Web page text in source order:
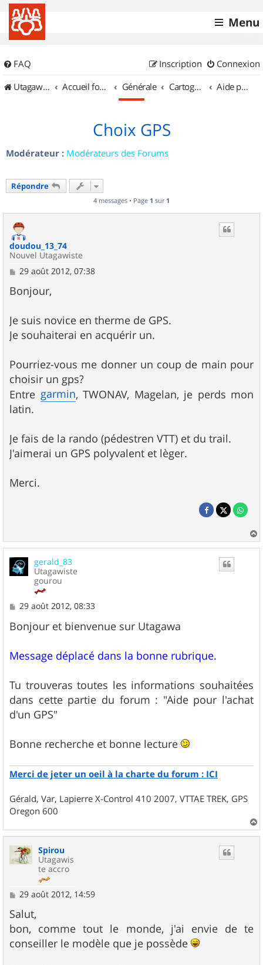
Menu
FAQ Connexion
Inscription
UtagawaVTT (Randos VTT et VTTAE avec traces GPS)
Accueil forum Générale Cartographie et GPS Aide pour l'achat d'un GPS
Choix GPS
Modérateur : Modérateurs des Forums
Répondre
4 messages • Page 1 sur 1
doudou_13_74
Nouvel Utagawiste
M
s
s
g
e
29 août 2012, 07:38
Bonjour,
Je suis novice en therme de GPS.
Je souhaiterai en acquérir un.
Pourriez-vous me donner un coup de main pour
choisir un gps?
Entre garmin, TWONAV, Magelan, je perds mon
latin.
Je fais de la rando (pédestren VTT) et du trail.
J'aimerai un GPS polyvalent et lèger.
Merci.
a
gerald_83
Utagawiste
gourou
M
s
s
g
e
29 août 2012, 08:33
Bonjour et bienvenue sur Utagawa
Message déplacé dans la bonne rubrique.
Tu trouveras toutes les informations souhaitées
dans cette partie du forum : "Aide pour l'achat
d'un GPS"
Bonne recherche et bonne lecture
Merci de jeter un oeil à la charte du forum : ICI
Gérald, Var, Lapierre X-Control 410 2007, VTTAE TREK, GPS
Oregon 600
a
Spirou
Utagawis
te accro
M
s
s
a
g
e
29 août 2012, 14:59
Salut,
bon, comme tout le monde, j'ai envie de te
conseiller le modèle que je possède